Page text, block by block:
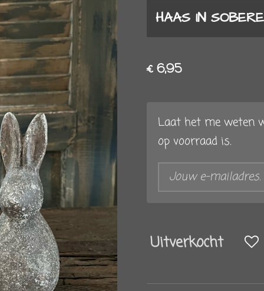
HAAS IN
€ 6,95
Laat het me weten
op voorraad is.
Uitverkocht